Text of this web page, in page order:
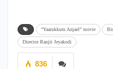
“Yaarukkum Anjael” movie
Director Ranjit Jeyakodi
836